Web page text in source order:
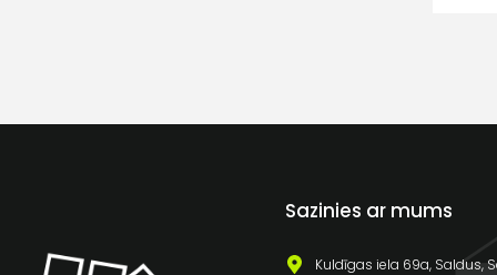
Sazinies ar mums
Kuldīgas iela 69a, Saldus,